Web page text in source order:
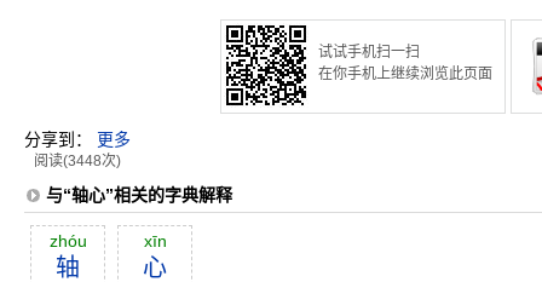
试试手机扫一扫
在你手机上继续浏览此页面
分享到： 更多
阅读(3448次)
与“轴心”相关的字典解释
zhóu
轴
xīn
心